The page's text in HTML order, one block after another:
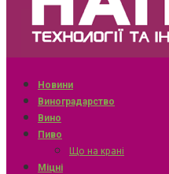
Новини
Виноградарство
Вино
Пиво
Що на крані
Міцні